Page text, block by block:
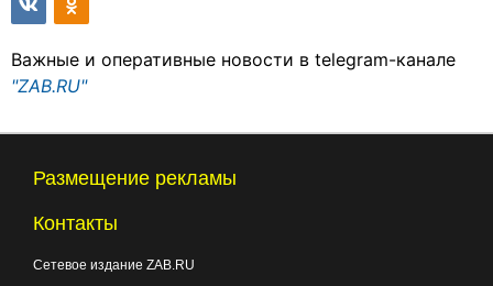
Важные и оперативные новости в telegram-канале
"ZAB.RU"
Размещение рекламы
Контакты
Сетевое издание ZAB.RU